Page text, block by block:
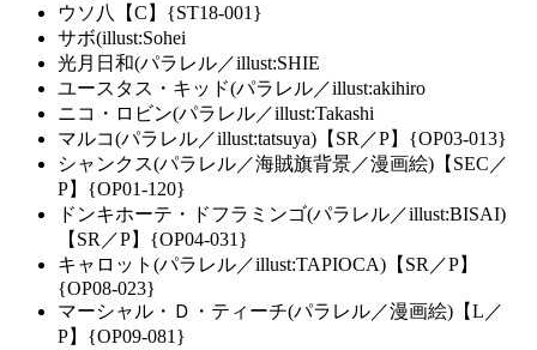
ウソ八【C】{ST18-001}
サボ(illust:Sohei
光月日和(パラレル／illust:SHIE
ユースタス・キッド(パラレル／illust:akihiro
ニコ・ロビン(パラレル／illust:Takashi
マルコ(パラレル／illust:tatsuya)【SR／P】{OP03-013}
シャンクス(パラレル／海賊旗背景／漫画絵)【SEC／
P】{OP01-120}
ドンキホーテ・ドフラミンゴ(パラレル／illust:BISAI)
【SR／P】{OP04-031}
キャロット(パラレル／illust:TAPIOCA)【SR／P】
{OP08-023}
マーシャル・Ｄ・ティーチ(パラレル／漫画絵)【L／
P】{OP09-081}